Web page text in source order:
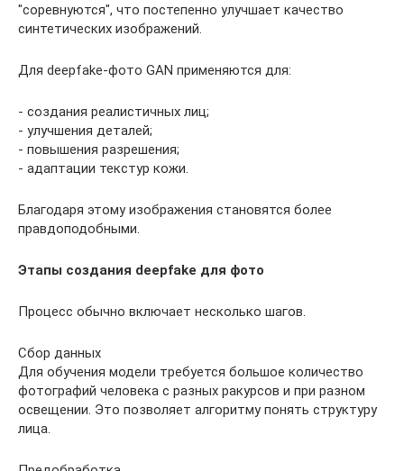
"соревнуются", что постепенно улучшает качество
синтетических изображений.
Для deepfake-фото GAN применяются для:
- создания реалистичных лиц;
- улучшения деталей;
- повышения разрешения;
- адаптации текстур кожи.
Благодаря этому изображения становятся более
правдоподобными.
Этапы создания deepfake для фото
Процесс обычно включает несколько шагов.
Сбор данных
Для обучения модели требуется большое количество
фотографий человека с разных ракурсов и при разном
освещении. Это позволяет алгоритму понять структуру
лица.